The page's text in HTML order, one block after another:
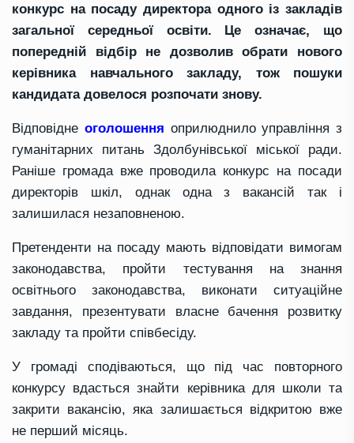
конкурс на посаду директора одного із закладів
загальної середньої освіти. Це означає, що
попередній відбір не дозволив обрати нового
керівника навчального закладу, тож пошуки
кандидата довелося розпочати знову.
Відповідне оголошення оприлюднило управління з
гуманітарних питань Здолбунівської міської ради.
Раніше громада вже проводила конкурс на посади
директорів шкіл, однак одна з вакансій так і
залишилася незаповненою.
Претенденти на посаду мають відповідати вимогам
законодавства, пройти тестування на знання
освітнього законодавства, виконати ситуаційне
завдання, презентувати власне бачення розвитку
закладу та пройти співбесіду.
У громаді сподіваються, що під час повторного
конкурсу вдасться знайти керівника для школи та
закрити вакансію, яка залишається відкритою вже
не перший місяць.